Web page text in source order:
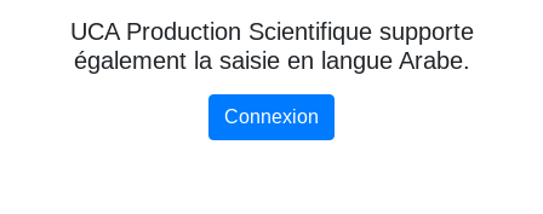
UCA Production Scientifique supporte
également la saisie en langue Arabe.
Connexion